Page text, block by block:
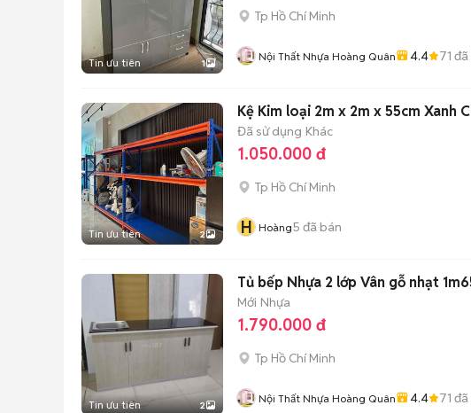
Tin ưu tiên 1
Tp Hồ Chí Minh
Nội Thất Nhựa Hoàng Quân 4.4 71 đã
Tin ưu tiên 2
Kệ Kim loại 2m x 2m x 55cm Xanh
Đã sử dụng Khác
1.050.000 đ
Tp Hồ Chí Minh
H Hoàng5 đã bán
Tin ưu tiên 2
Tủ bếp Nhựa 2 lớp Vân gỗ nhạt
Mới Nhựa
1.790.000 đ
Tp Hồ Chí Minh
Nội Thất Nhựa Hoàng Quân 4.4 71 đã